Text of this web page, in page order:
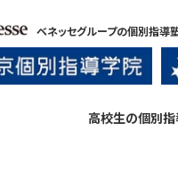
ベネッセグループの個別指導
高校生の個別